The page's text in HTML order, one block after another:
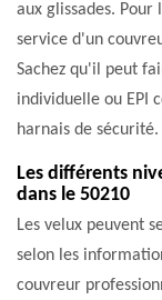
aux glissades.
service d'un
Sachez qu'il peut
individuelle ou EPI
harnais de sécurité.
Les différents
dans le 50210
Les velux peuvent
selon les
couvreur